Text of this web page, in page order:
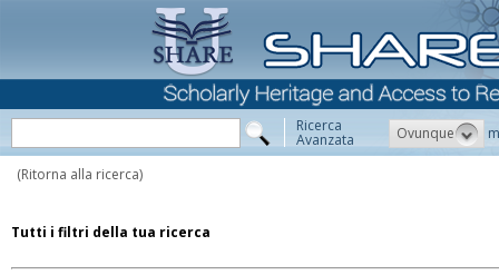
Ricerca
Avanzata Ovunque
(Ritorna alla ricerca)
Tutti i filtri della tua ricerca